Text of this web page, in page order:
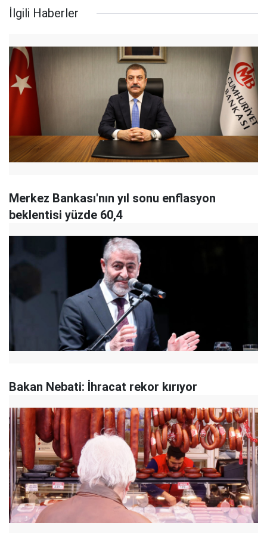
İlgili Haberler
Merkez Bankası'nın yıl sonu enflasyon
beklentisi yüzde 60,4
Bakan Nebati: İhracat rekor kırıyor